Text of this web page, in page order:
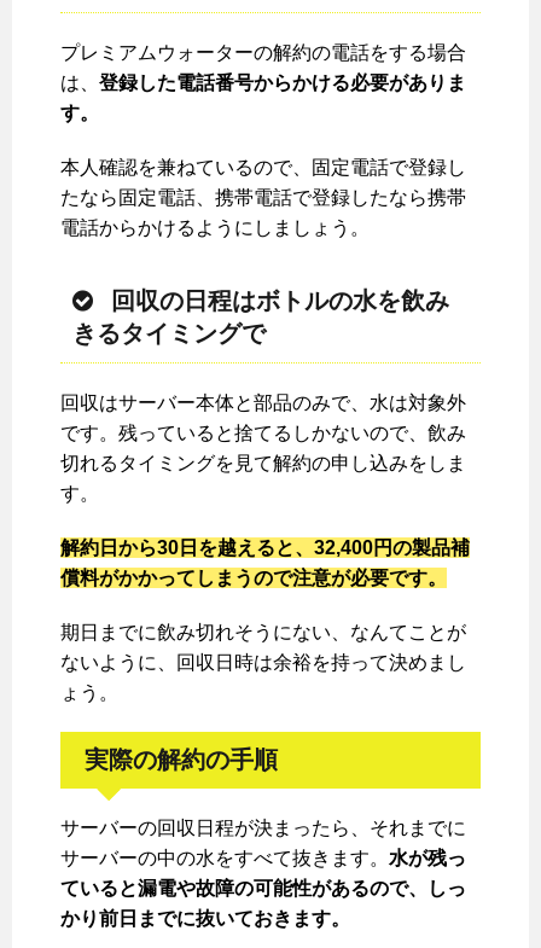
プレミアムウォーターの解約の電話をする場合
は、 登録した電話番号からかける必要がありま
す。
本人確認を兼ねているので、固定電話で登録し
たなら固定電話、携帯電話で登録したなら携帯
電話からかけるようにしましょう。
回収の日程はボトルの水を飲み
きるタイミングで
回収はサーバー本体と部品のみで、水は対象外
です。残っていると捨てるしかないので、飲み
切れるタイミングを見て解約の申し込みをしま
す。
解約日から30日を越えると、32,400円の製品補
償料がかかってしまうので注意が必要です。
期日までに飲み切れそうにない、なんてことが
ないように、回収日時は余裕を持って決めまし
ょう。
実際の解約の手順
サーバーの回収日程が決まったら、それまでに
サーバーの中の水をすべて抜きます。 水が残っ
ていると漏電や故障の可能性があるので、しっ
かり前日までに抜いておきます。